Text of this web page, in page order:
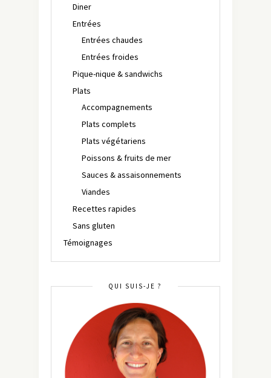
Diner
Entrées
Entrées chaudes
Entrées froides
Pique-nique & sandwichs
Plats
Accompagnements
Plats complets
Plats végétariens
Poissons & fruits de mer
Sauces & assaisonnements
Viandes
Recettes rapides
Sans gluten
Témoignages
QUI SUIS-JE ?